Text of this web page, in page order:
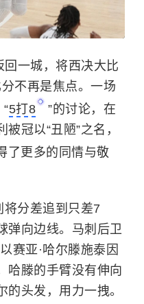
回一城，将西决大比
不再是焦点。一场
“5打8
”的讨论，在
冠以“丑陋”之名，
了更多的同情与敬
分差追到只差7
弹向边线。马刺后卫
赛亚·哈尔滕施泰因
哈滕的手臂没有伸向
头发，用力一拽。